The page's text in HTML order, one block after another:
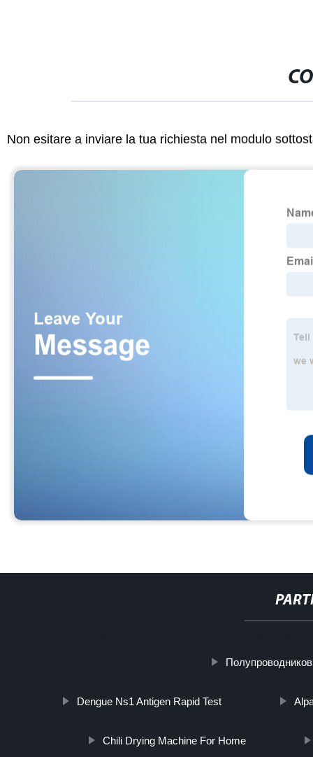
Non esitare a inviare la tua richiesta nel modulo
Dengue Ns1 Antigen Rapid Test
Chili Drying Machine For Home